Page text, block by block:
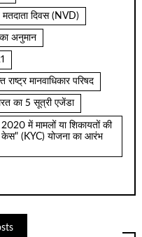
मतदाता दिवस (NVD)
अनुमान
मानवाधिकार परिषद
का 5 सूत्री एजेंडा
में मामलों या शिकायतों की
केस" (KYC) योजना का आरंभ